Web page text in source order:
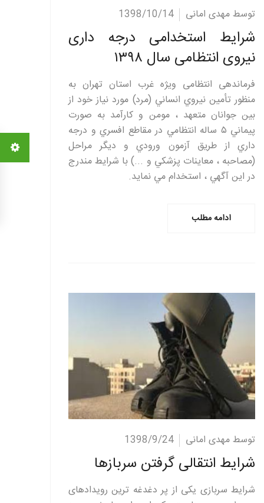
ادامه مطلب توسط مهدی امانی 1398/10/14
شرایط استخدامی درجه داری
نیروی انتظامی سال ۱۳۹۸
فرماندهی انتظامی ويژه غرب استان تهران به
منظور تأمين نيروي انساني (مرد) مورد نياز خود از
بين جوانان متعهد ، مومن و کارآمد به صورت
پيماني ۵ ساله انتظامي در مقاطع افسري و درجه
داري از طريق آزمون ورودي و ديگر مراحل
(مصاحبه ، معاينات پزشکي و ...) با شرايط مندرج
در اين آگهي ، استخدام مي نمايد.
ادامه مطلب
ادامه مطلب توسط مهدی امانی 1398/9/24
شرایط انتقالی گرفتن سربازها
شرایط سربازی یکی از پر دغدغه ترین رویدادهای